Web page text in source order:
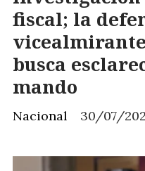
fiscal; la
busca
mando
Nacional 30/07/